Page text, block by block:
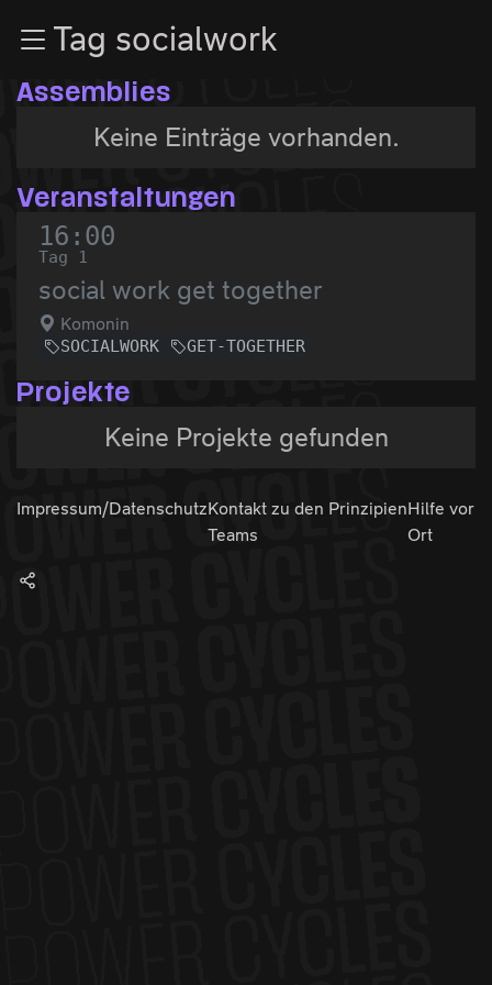
Zum InhaltTag socialwork
Assemblies
Keine Einträge vorhanden.
Veranstaltungen
16:00
Tag 1
social work get together
Komonin
SOCIALWORK GET-TOGETHER
Projekte
Keine Projekte gefunden
Impressum/DatenschutzKontakt zu den
Teams
PrinzipienHilfe vor
Ort